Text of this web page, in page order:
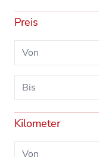
Preis
Kilometer